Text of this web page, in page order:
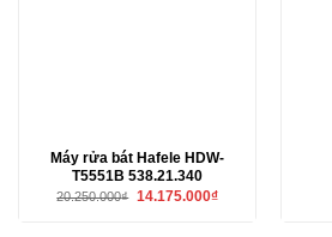
Máy rửa bát Hafele HDW-
T5551B 538.21.340
20.250.000₫ Giá
14.175.000₫Giá